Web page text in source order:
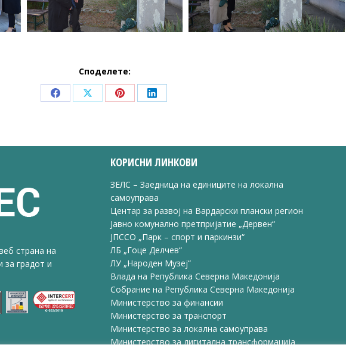
Споделете:
Share Share Share Share
страна на
градот и
КОРИСНИ ЛИНКОВИ
ЗЕЛС – Заедница на единиците на локална
самоуправа
Центар за развој на Вардарски плански регион
Јавно комунално претпријатие „Дервен“
ЈПССО „Парк – спорт и паркинзи“
ЛБ „Гоце Делчев“
ЛУ „Народен Музеј“
Влада на Република Северна Македонија
Собрание на Република Северна Македонија
Министерство за финансии
Министерство за транспорт
Министерство за локална самоуправа
Министерство за дигитална трансформација